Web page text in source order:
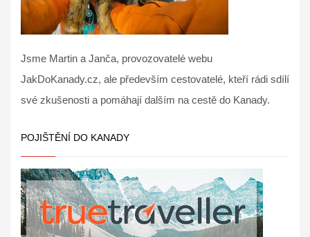
Jsme Martin a Janča, provozovatelé webu
JakDoKanady.cz, ale především cestovatelé, kteří rádi sdílí
své zkušenosti a pomáhají dalším na cestě do Kanady.
POJIŠTĚNÍ DO KANADY